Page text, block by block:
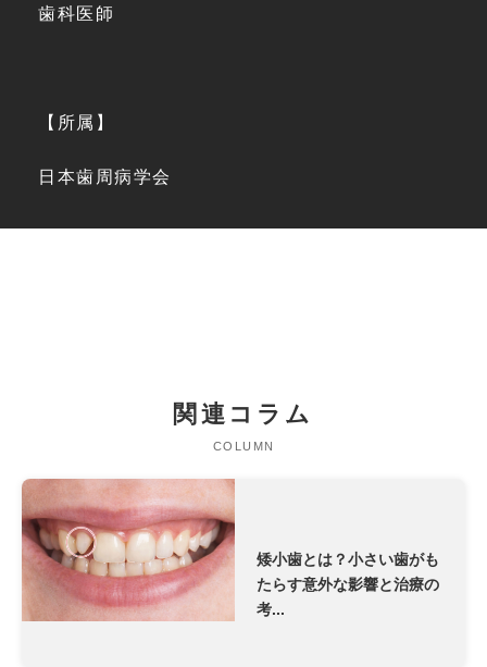
歯科医師
【所属】
日本歯周病学会
関連コラム
COLUMN
矮小歯とは？小さい歯がも
たらす意外な影響と治療の
考...